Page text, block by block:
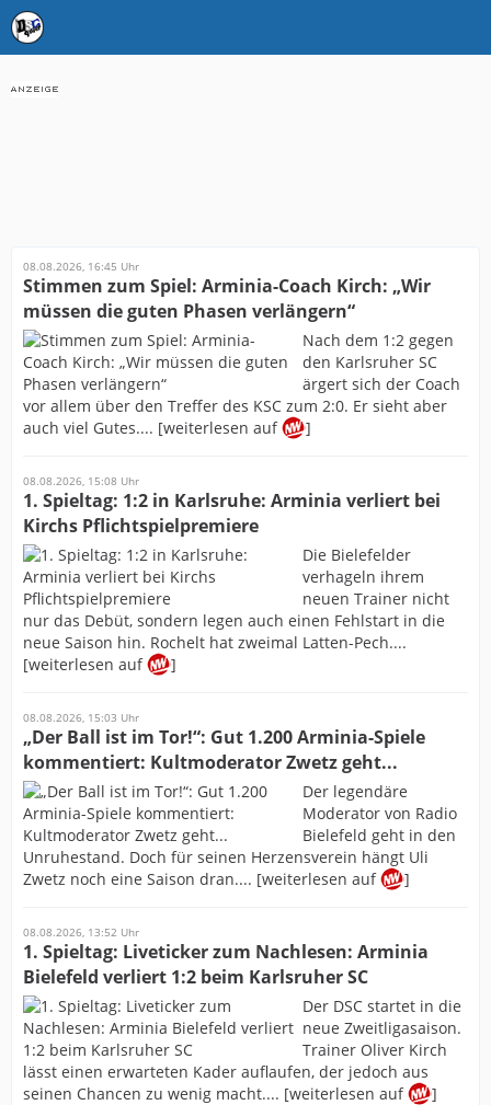
08.08.2026, 16:45 Uhr
Stimmen zum Spiel: Arminia-Coach Kirch: „Wir
müssen die guten Phasen verlängern“
Nach dem 1:2 gegen
den Karlsruher SC
ärgert sich der Coach
vor allem über den Treffer des KSC zum 2:0. Er sieht aber
auch viel Gutes.... [weiterlesen auf
]
08.08.2026, 15:08 Uhr
1. Spieltag: 1:2 in Karlsruhe: Arminia verliert bei
Kirchs Pflichtspielpremiere
Die Bielefelder
verhageln ihrem
neuen Trainer nicht
nur das Debüt, sondern legen auch einen Fehlstart in die
neue Saison hin. Rochelt hat zweimal Latten-Pech....
[weiterlesen auf
]
08.08.2026, 15:03 Uhr
„Der Ball ist im Tor!“: Gut 1.200 Arminia-Spiele
kommentiert: Kultmoderator Zwetz geht...
Der legendäre
Moderator von Radio
Bielefeld geht in den
Unruhestand. Doch für seinen Herzensverein hängt Uli
Zwetz noch eine Saison dran.... [weiterlesen auf
]
08.08.2026, 13:52 Uhr
1. Spieltag: Liveticker zum Nachlesen: Arminia
Bielefeld verliert 1:2 beim Karlsruher SC
Der DSC startet in die
neue Zweitligasaison.
Trainer Oliver Kirch
lässt einen erwarteten Kader auflaufen, der jedoch aus
seinen Chancen zu wenig macht.... [weiterlesen auf
]